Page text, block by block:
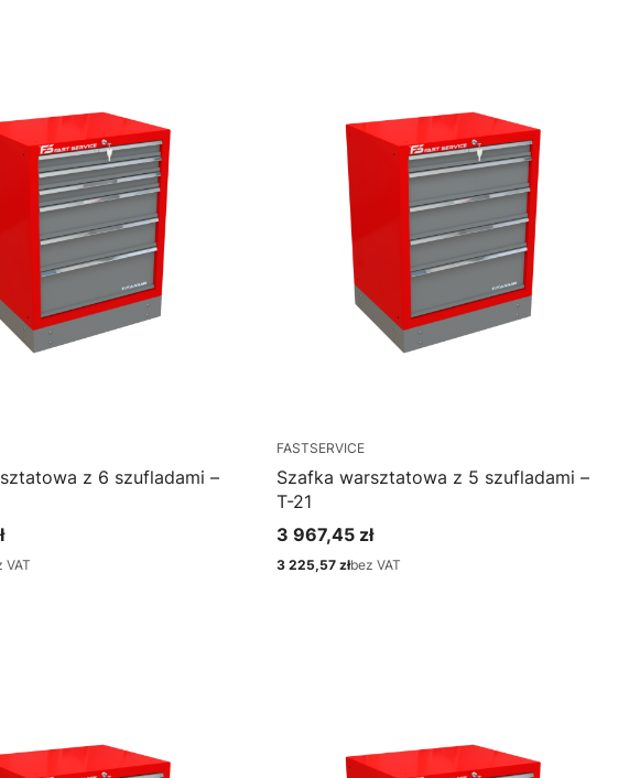
z 6 szufladami –
VAT
FASTSERVICE
Szafka warsztatowa z 5 szufladami –
T-21
Cena
3 967,45 zł
Cena
3 225,57 złbez VAT